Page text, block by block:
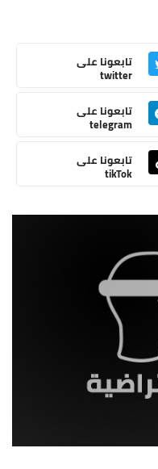
تابعونا على
twitter
تابعونا على
telegram
تابعونا على
tikTok